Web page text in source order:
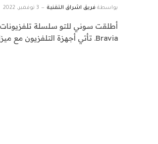
بواسطة فريق اشراق التقنية 3 نوفمبر، 2022
Bravia. تأتي أجهزة التلفزيون مع ميزات مثل…